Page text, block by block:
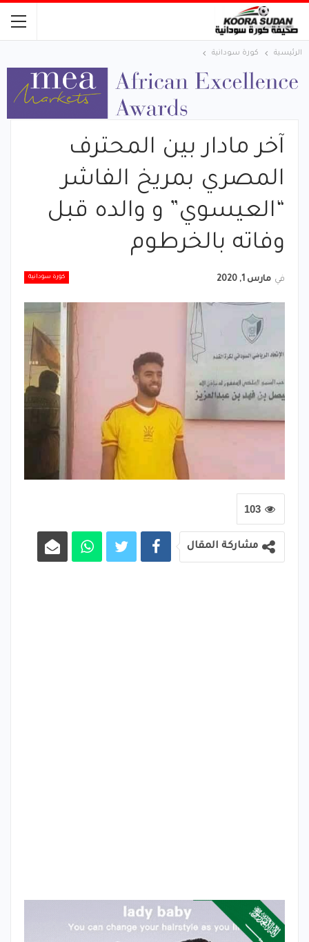
الرئيسية كورة سودانية
آخر مادار بين المحترف
المصري بمريخ الفاشر
“العيسوي” و والده قبل
وفاته بالخرطوم
كورة سودانية في مارس 1, 2020
103
مشاركة المقال